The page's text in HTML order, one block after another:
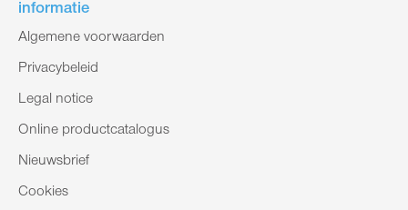
informatie
Algemene voorwaarden
Privacybeleid
Legal notice
Online productcatalogus
Nieuwsbrief
Cookies